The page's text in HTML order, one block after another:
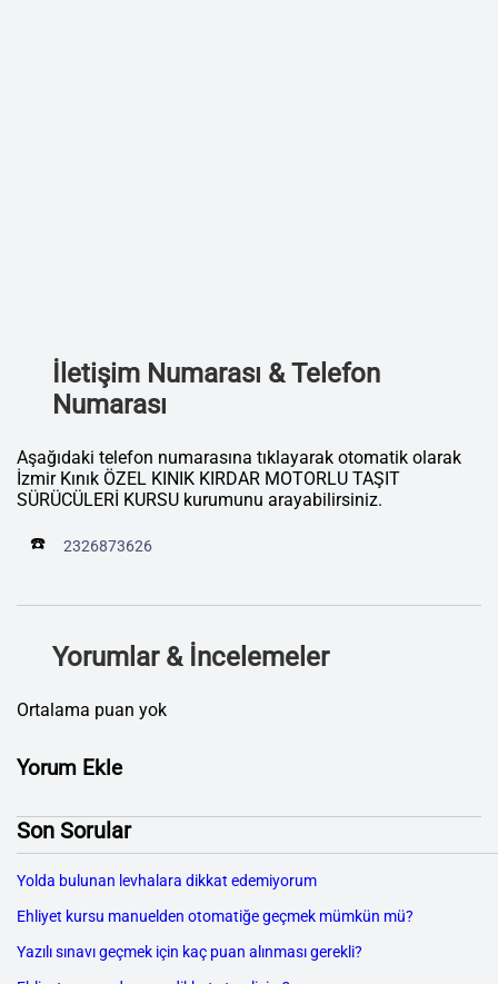
İletişim Numarası & Telefon
Numarası
Aşağıdaki telefon numarasına tıklayarak otomatik olarak
İzmir Kınık ÖZEL KINIK KIRDAR MOTORLU TAŞIT
SÜRÜCÜLERİ KURSU kurumunu arayabilirsiniz.
☎️ 2326873626
Yorumlar & İncelemeler
Ortalama puan yok
Yorum Ekle
Son Sorular
Yolda bulunan levhalara dikkat edemiyorum
Ehliyet kursu manuelden otomatiğe geçmek mümkün mü?
Yazılı sınavı geçmek için kaç puan alınması gerekli?